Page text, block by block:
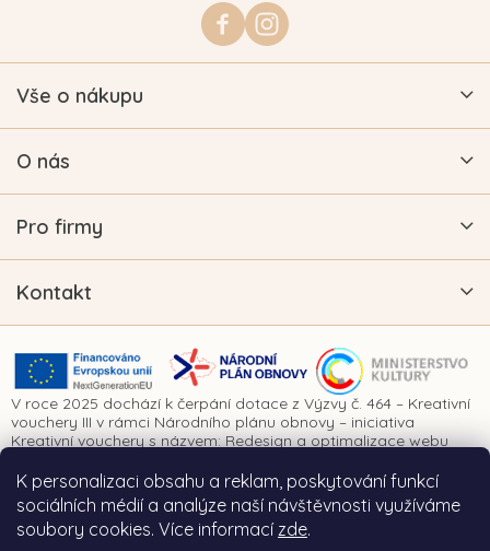
K personalizaci obsahu a reklam, poskytování funkcí
sociálních médií a analýze naší návštěvnosti využíváme
soubory cookies. Více informací zde.
https://www.facebook.com/
vykrajovatkanaprani.cz
Vše o nákupu
O nás
Pro firmy
Kontakt
V roce 2025 dochází k čerpání dotace z Výzvy č. 464 – Kreativní
vouchery III v rámci Národního plánu obnovy – iniciativa
Kreativní vouchery s názvem: Redesign a optimalizace webu
spoluúčasti Evropské unie prostřednictvím Národního plánu
obnovy a Ministerstva kultury České republiky.